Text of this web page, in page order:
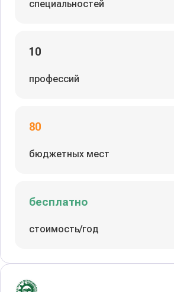
специальностей
10
профессий
80
бюджетных мест
бесплатно
стоимость/год